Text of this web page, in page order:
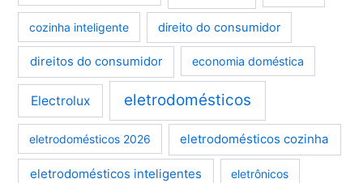
cozinha inteligente direito do consumidor
direitos do consumidor economia doméstica
Electrolux eletrodomésticos
eletrodomésticos 2026 eletrodomésticos cozinha
eletrodomésticos inteligentes eletrônicos